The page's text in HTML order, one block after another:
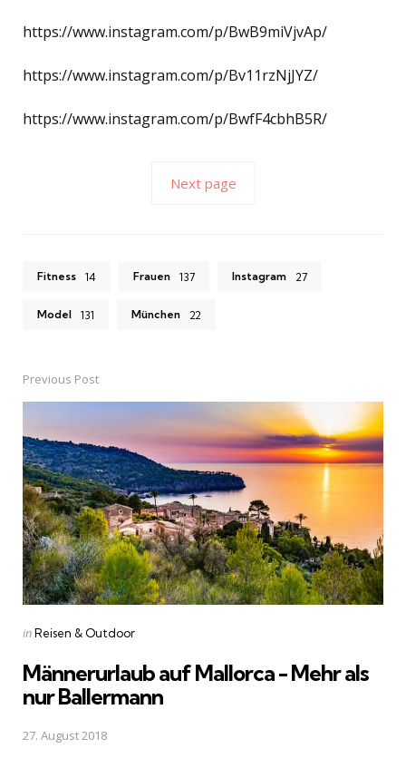
https://www.instagram.com/p/BwB9miVjvAp/
https://www.instagram.com/p/Bv11rzNjJYZ/
https://www.instagram.com/p/BwfF4cbhB5R/
Next page
Fitness 14 Frauen 137 Instagram 27
Model 131 München 22
Post
navigation
Previous Post
Posted
inReisen & Outdoor
Männerurlaub auf Mallorca - Mehr als
nur Ballermann
27. August 2018